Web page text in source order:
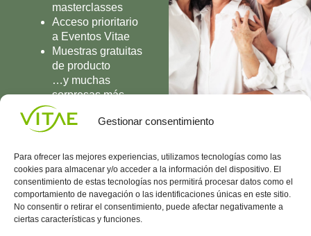
Gestionar consentimiento
Para ofrecer las mejores experiencias, utilizamos tecnologías como las
cookies para almacenar y/o acceder a la información del dispositivo. El
consentimiento de estas tecnologías nos permitirá procesar datos como el
comportamiento de navegación o las identificaciones únicas en este sitio.
No consentir o retirar el consentimiento, puede afectar negativamente a
ciertas características y funciones.
masterclasses
Acceso prioritario
a Eventos Vitae
Muestras gratuitas
de producto
…y muchas
sorpresas más
UNIRME
Conocenos
Vitae
Política
de
(+34)
935